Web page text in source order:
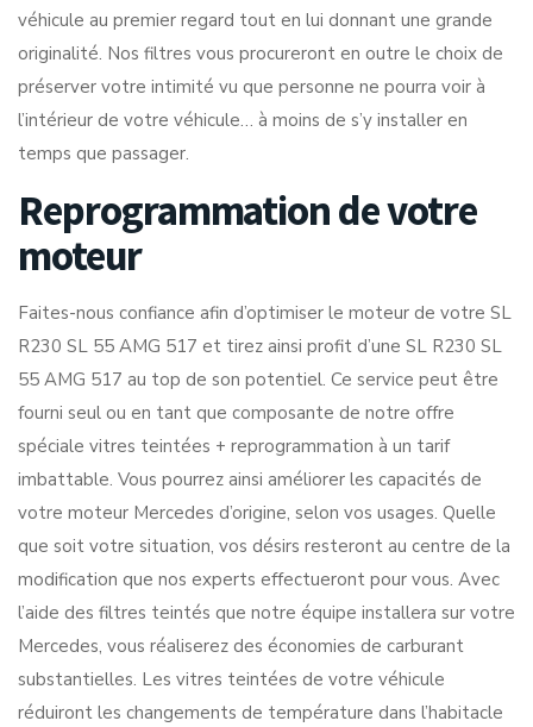
véhicule au premier regard tout en lui donnant une grande
originalité. Nos filtres vous procureront en outre le choix de
préserver votre intimité vu que personne ne pourra voir à
l’intérieur de votre véhicule… à moins de s’y installer en
temps que passager.
Reprogrammation de votre
moteur
Faites-nous confiance afin d’optimiser le moteur de votre SL
R230 SL 55 AMG 517 et tirez ainsi profit d’une SL R230 SL
55 AMG 517 au top de son potentiel. Ce service peut être
fourni seul ou en tant que composante de notre offre
spéciale vitres teintées + reprogrammation à un tarif
imbattable. Vous pourrez ainsi améliorer les capacités de
votre moteur Mercedes d’origine, selon vos usages. Quelle
que soit votre situation, vos désirs resteront au centre de la
modification que nos experts effectueront pour vous. Avec
l’aide des filtres teintés que notre équipe installera sur votre
Mercedes, vous réaliserez des économies de carburant
substantielles. Les vitres teintées de votre véhicule
réduiront les changements de température dans l’habitacle